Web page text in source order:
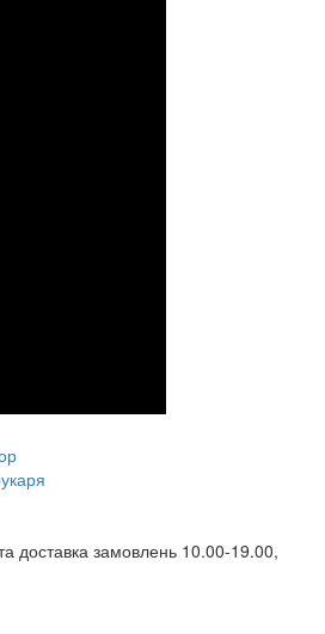
доставка замовлень 10.00-19.00,